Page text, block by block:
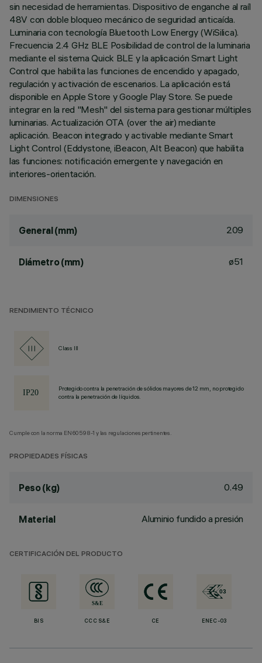
sin necesidad de herramientas. Dispositivo de enganche al raíl
48V con doble bloqueo mecánico de seguridad anticaída.
Luminaria con tecnología Bluetooth Low Energy (WiSilica).
Frecuencia 2.4 GHz BLE Posibilidad de control de la luminaria
mediante el sistema Quick BLE y la aplicación Smart Light
Control que habilita las funciones de encendido y apagado,
regulación y activación de escenarios. La aplicación está
disponible en Apple Store y Google Play Store. Se puede
integrar en la red "Mesh" del sistema para gestionar múltiples
luminarias. Actualización OTA (over the air) mediante
aplicación. Beacon integrado y activable mediante Smart
Light Control (Eddystone, iBeacon, Alt Beacon) que habilita
las funciones: notificación emergente y navegación en
interiores-orientación.
DIMENSIONES
General (mm) 209
Diámetro (mm) ø51
RENDIMIENTO TÉCNICO
Class III
Protegido contra la penetración de sólidos mayores de 12 mm, no protegido
contra la penetración de líquidos.
Cumple con la norma EN60598-1 y las regulaciones pertinentes.
PROPIEDADES FÍSICAS
Peso (kg) 0.49
Material Aluminio fundido a presión
CERTIFICACIÓN DEL PRODUCTO
BIS CCC S&E CE ENEC-03